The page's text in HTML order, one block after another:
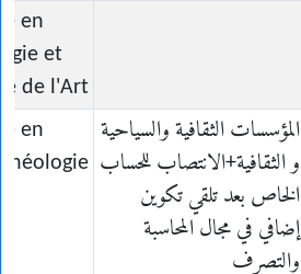
en
et
de l'Art
المؤسسات الثقافية والسياحية
و الثقافية+الانتصاب للحساب
الخاص بعد تلقي تكوين
إضافي في مجال المحاسبة
والتصرف
en